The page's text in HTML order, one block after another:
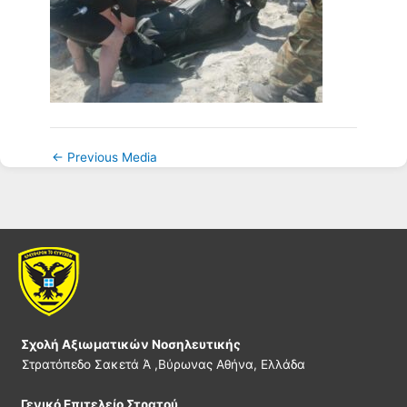
← Previous Media
Σχολή Αξιωματικών Νοσηλευτικής
Στρατόπεδο Σακετά Ά ,Βύρωνας Αθήνα, Ελλάδα